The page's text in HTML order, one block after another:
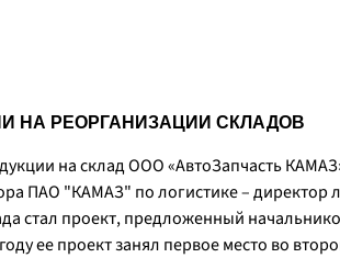
НА РЕОРГАНИЗАЦИИ СКЛАДОВ
на склад ООО «АвтоЗапчасть
ПАО "КАМАЗ" по логистике – директор
стал проект, предложенный
ее проект занял первое место во